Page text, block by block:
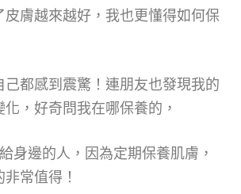
皮膚越來越好，我也更懂得如何保
己都感到震驚！連朋友也發現我的
，好奇問我在哪保養的，
身邊的人，因為定期保養肌膚，
常值得！